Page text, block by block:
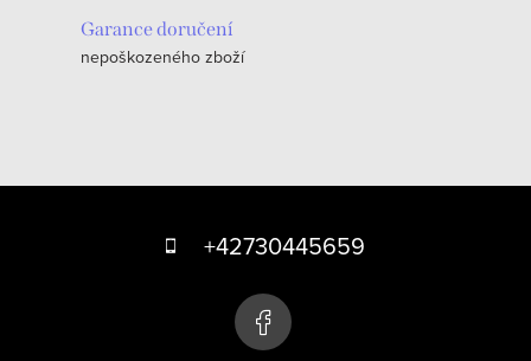
k
Garance doručení
nepoškozeného zboží
+42730445659